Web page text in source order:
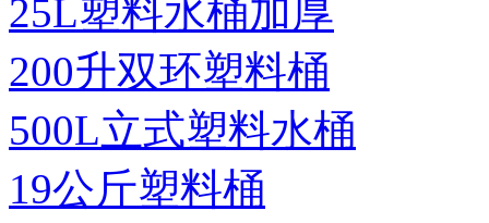
25L塑料水桶加厚
200升双环塑料桶
500L立式塑料水桶
19公斤塑料桶